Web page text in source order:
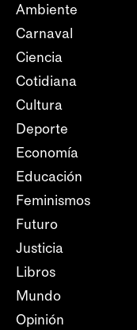
Ambiente
Carnaval
Ciencia
Cotidiana
Cultura
Deporte
Economía
Educación
Feminismos
Futuro
Justicia
Libros
Mundo
Opinión